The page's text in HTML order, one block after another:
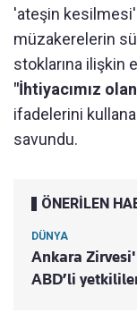
'ateşin kesilmesi'
müzakerelerin
stoklarına ilişkin
"İhtiyacımız
ifadelerini
savundu.
ÖNERİLEN
DÜNYA
Ankara
ABD’li